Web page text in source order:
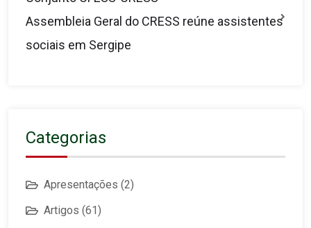
Assembleia Geral do CRESS reúne assistentes
sociais em Sergipe
Categorias
Apresentações (2)
Artigos (61)